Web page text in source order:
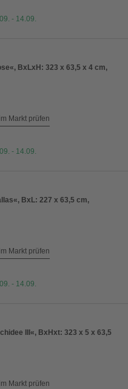
- 14.09.
BxLxH: 323 x 63,5 x 4 cm,
Markt prüfen
- 14.09.
BxL: 227 x 63,5 cm,
Markt prüfen
- 14.09.
III«, BxHxt: 323 x 5 x 63,5
Markt prüfen